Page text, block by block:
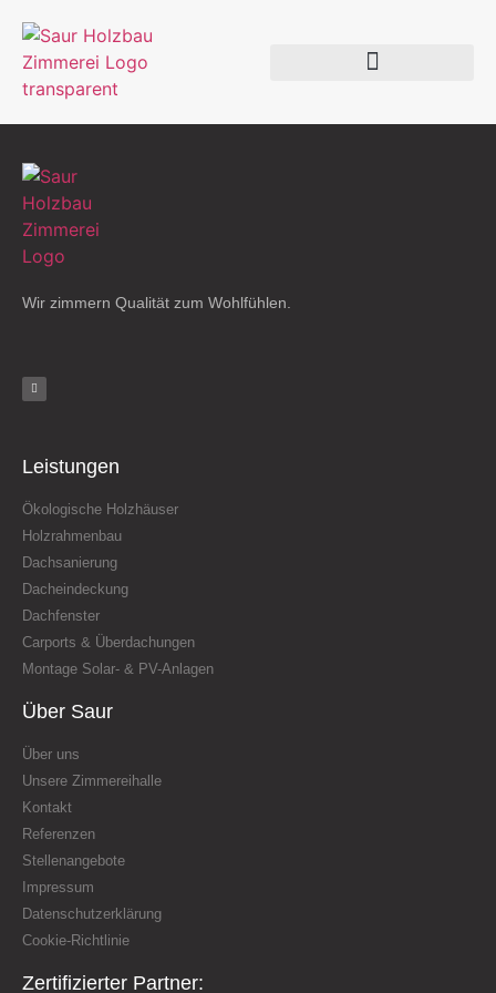
Wir zimmern Qualität zum Wohlfühlen.
Leistungen
Ökologische Holzhäuser
Holzrahmenbau
Dachsanierung
Dacheindeckung
Dachfenster
Carports & Überdachungen
Montage Solar- & PV-Anlagen
Über Saur
Über uns
Unsere Zimmereihalle
Kontakt
Referenzen
Stellenangebote
Impressum
Datenschutzerklärung
Cookie-Richtlinie
Zertifizierter Partner: